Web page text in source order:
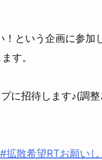
という企画に参加
す。
に招待します♪(調
#拡散希望RTお願いし